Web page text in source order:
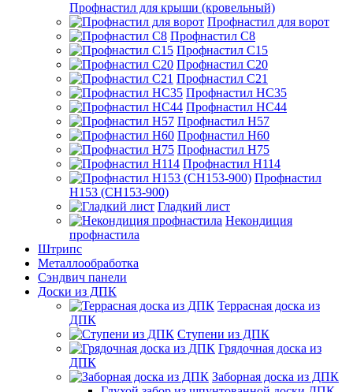
Профнастил для крыши (кровельный)
Профнастил для ворот
Профнастил С8
Профнастил С15
Профнастил С20
Профнастил С21
Профнастил НС35
Профнастил НС44
Профнастил Н57
Профнастил Н60
Профнастил Н75
Профнастил Н114
Профнастил
Н153 (СН153-900)
Гладкий лист
Некондиция
профнастила
Штрипс
Металлообработка
Сэндвич панели
Доски из ДПК
Террасная доска из
ДПК
Ступени из ДПК
Грядочная доска из
ДПК
Заборная доска из ДПК